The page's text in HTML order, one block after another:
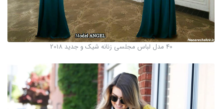
40 مدل لباس مجلسی زنانه شیک و جدید 2018